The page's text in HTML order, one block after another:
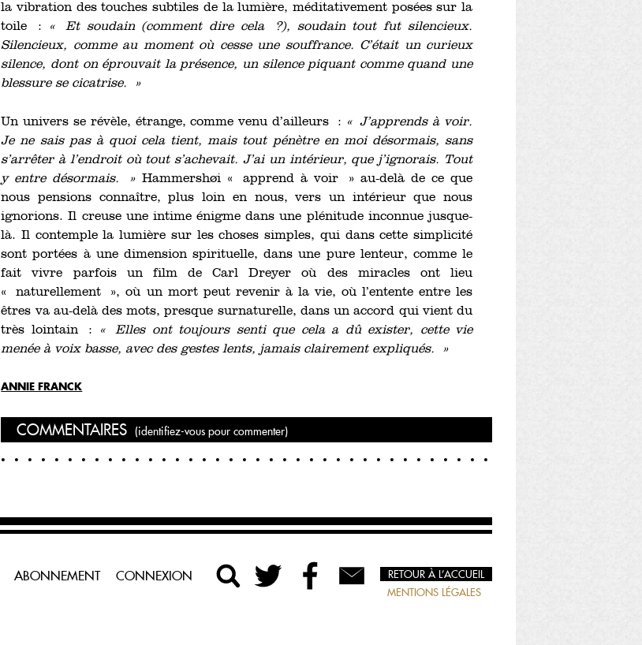
la vibration des touches subtiles de la lumière, méditativement posées sur la
toile :
« Et soudain (comment dire cela ?), soudain tout fut silencieux.
Silencieux, comme au moment où cesse une souffrance. C’était un curieux
silence, dont on éprouvait la présence, un silence piquant comme quand une
blessure se cicatrise. »
Un univers se révèle, étrange, comme venu d’ailleurs : « J’apprends à voir.
Je ne sais pas à quoi cela tient, mais tout pénètre en moi désormais, sans
s’arrêter à l’endroit où tout s’achevait. J’ai un intérieur, que j’ignorais. Tout
y entre désormais. »Hammershøi « apprend à voir » au-delà de ce que
nous pensions connaître, plus loin en nous, vers un intérieur que nous
ignorions. Il creuse une intime énigme dans une plénitude inconnue jusque-
là. Il contemple la lumière sur les choses simples, qui dans cette simplicité
sont portées à une dimension spirituelle, dans une pure lenteur, comme le
fait vivre parfois un film de Carl Dreyer où des miracles ont lieu
« naturellement », où un mort peut revenir à la vie, où l’entente entre les
êtres va au-delà des mots, presque surnaturelle, dans un accord qui vient du
très lointain :
« Elles ont toujours senti que cela a dû exister, cette vie
menée à voix basse, avec des gestes lents, jamais clairement expliqués. »
ANNIE FRANCK
COMMENTAIRES(identifiez-vous pour commenter)
ABONNEMENT CONNEXION
RETOUR À L’ACCUEIL
MENTIONS LÉGALES